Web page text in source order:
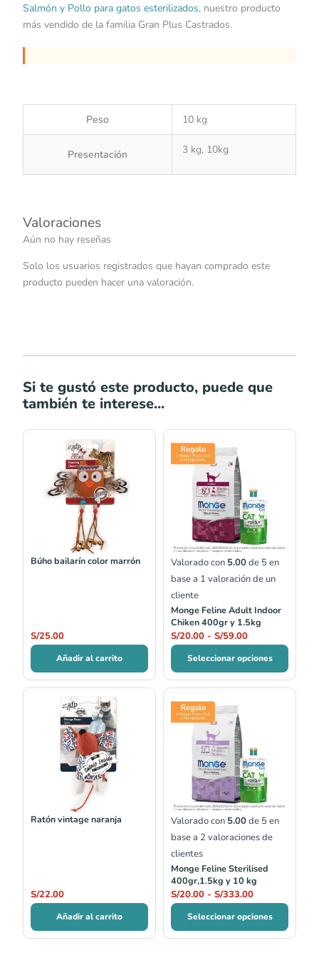
Salmón y Pollo para gatos esterilizados, nuestro producto
más vendido de la familia Gran Plus Castrados.
Peso 10 kg
Presentación 3 kg, 10kg
Valoraciones
Aún no hay reseñas
Solo los usuarios registrados que hayan comprado este
producto pueden hacer una valoración.
Si te gustó este producto, puede que
también te interese...
Búho bailarín color marrón
S/25.00
Añadir al carrito
Valorado con 5.00de 5 en
base a 1 valoración de un
cliente
Monge Feline Adult Indoor
Chiken 400gr y 1.5kg
S/20.00 - S/59.00
desde
S/20.00
hasta
S/59.00
Seleccionar opciones
Ratón vintage naranja
S/22.00
Añadir al carrito
Valorado con 5.00de 5 en
base a 2 valoraciones de
clientes
Monge Feline Sterilised
400gr,1.5kg y 10 kg
S/20.00 - S/333.00
desde
S/20.00
hasta
S/333.00
Seleccionar opciones